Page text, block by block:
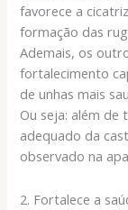
favorece a
formação das
Ademais, os
fortalecimento
de unhas mais
Ou seja: além de
adequado da
observado na
2. Fortalece a